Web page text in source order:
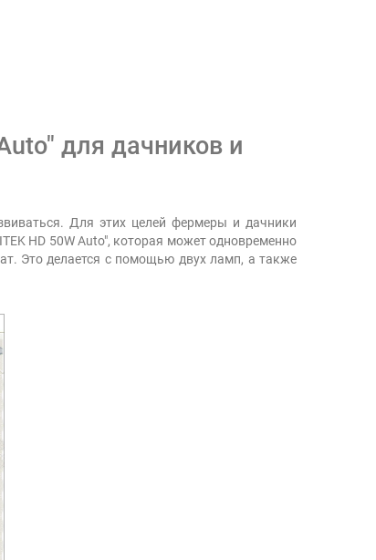
для дачников и
Для этих целей фермеры и дачники
HD 50W Auto", которая может одновременно
Это делается с помощью двух ламп, а также